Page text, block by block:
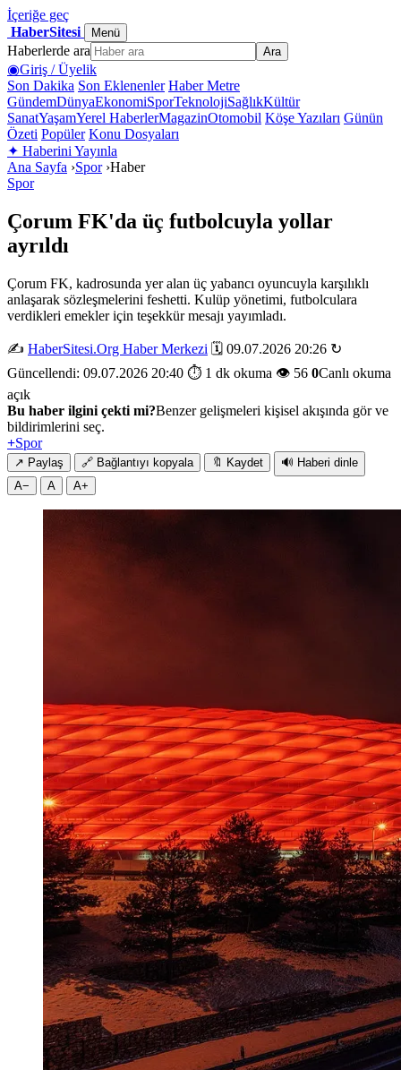
İçeriğe geç
HaberSitesi
Menü
Haberlerde ara Ara
◉Giriş / Üyelik
Son Dakika Son Eklenenler Haber Metre
GündemDünyaEkonomiSporTeknolojiSağlıkKültür
SanatYaşamYerel HaberlerMagazinOtomobil Köşe Yazıları Günün
Özeti Popüler Konu Dosyaları
✦ Haberini Yayınla
Ana Sayfa ›Spor ›Haber
Spor
Çorum FK'da üç futbolcuyla yollar
ayrıldı
Çorum FK, kadrosunda yer alan üç yabancı oyuncuyla karşılıklı
anlaşarak sözleşmelerini feshetti. Kulüp yönetimi, futbolculara
verdikleri emekler için teşekkür mesajı yayımladı.
✍️ HaberSitesi.Org Haber Merkezi 🗓️ 09.07.2026 20:26 ↻
Güncellendi: 09.07.2026 20:40 ⏱️ 1 dk okuma 👁️ 56 0Canlı okuma
açık
Bu haber ilgini çekti mi?Benzer gelişmeleri kişisel akışında gör ve
bildirimlerini seç.
+Spor
↗ Paylaş 🔗 Bağlantıyı kopyala 🔖 Kaydet 🔊 Haberi dinle
A−
A A+